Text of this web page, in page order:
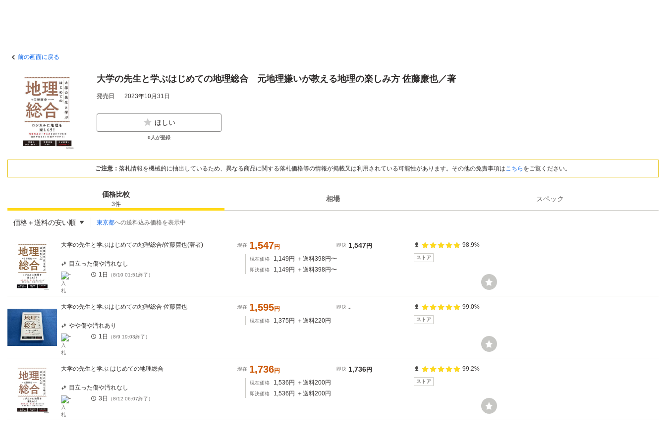
前の画面に戻る
大学の先生と学ぶはじめての地理総合 元地理嫌いが教える地理の楽しみ方 佐藤廉也／著
発売日 2023年10月31日
ほしい
0 人が登録
ご注意： 落札情報を機械的に抽出しているため、異なる商品に関する落札価格等の情報が掲載又は利用されている可能性があります。その他の免責事項はこちら をご覧ください。
価格比較
3件
相場 スペック
価格＋送料の安い順 東京都への送料込み価格を表示中
大学の先生と学ぶはじめての地理総合/佐藤廉也(著者) 現在 1,547円 即決 1,547円
現在価格 1,149 円 ＋送料398円〜
即決価格 1,149 円 ＋送料398円〜
目立った傷や汚れなし
-
1日 （8/10 01:51終了）
98.9%
ストア
大学の先生と学ぶはじめての地理総合 佐藤廉也 現在 1,595円 即決 -
現在価格 1,375 円 ＋送料220円
やや傷や汚れあり
-
1日 （8/9 19:03終了）
99.0%
ストア
大学の先生と学ぶ はじめての地理総合 現在 1,736円 即決 1,736円
現在価格 1,536 円 ＋送料200円
即決価格 1,536 円 ＋送料200円
目立った傷や汚れなし
-
3日 （8/12 06:07終了）
99.2%
ストア